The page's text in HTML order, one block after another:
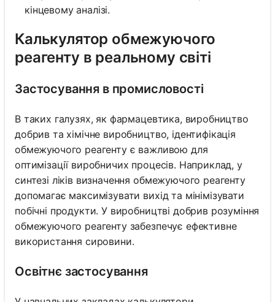
кінцевому аналізі.
Калькулятор обмежуючого
реагенту в реальному світі
Застосування в промисловості
В таких галузях, як фармацевтика, виробництво
добрив та хімічне виробництво, ідентифікація
обмежуючого реагенту є важливою для
оптимізації виробничих процесів. Наприклад, у
синтезі ліків визначення обмежуючого реагенту
допомагає максимізувати вихід та мінімізувати
побічні продукти. У виробництві добрив розуміння
обмежуючого реагенту забезпечує ефективне
використання сировини.
Освітнє застосування